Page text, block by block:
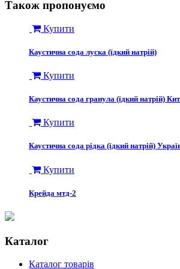
Також пропонуємо
Купити
Каустична сода луска (їдкий натрій)
Купити
Каустична сода гранула (їдкий натрій)
Купити
Каустична сода рідка (їдкий натрій)
Купити
Крейда мтд-2
Каталог
Каталог товарів